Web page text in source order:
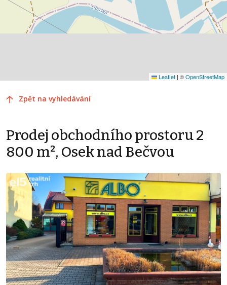
Leaflet | ©OpenStreetMap
Zpět na vyhledávání
Prodej obchodního prostoru 2
800 m², Osek nad Bečvou